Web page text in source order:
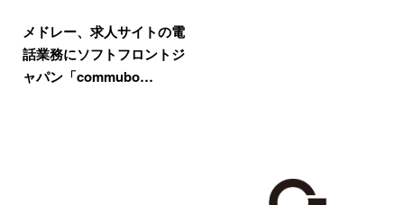
メドレー、求人サイトの電
話業務にソフトフロントジ
ャパン「commubo…